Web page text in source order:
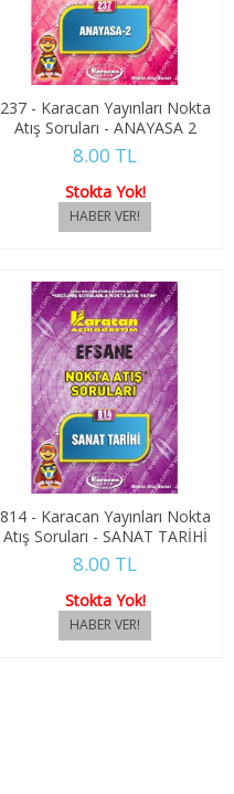
SER. PİY.
SER. PİY.
SER. PİY.
SER. PİY.
VER. UYG.
VER. UYG.
VER. UYG.
KORU.
KORU.
KORU.
KORU.
SAT. MAĞ.
237 - Karacan Yayınları Nokta
Atış Soruları - ANAYASA 2
8.00 TL
Stokta Yok!
814 - Karacan Yayınları Nokta
Atış Soruları - SANAT TARİHİ
8.00 TL
Stokta Yok!